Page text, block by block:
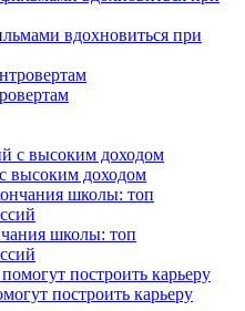
вдохновиться при
высоким доходом
школы: топ
построить карьеру